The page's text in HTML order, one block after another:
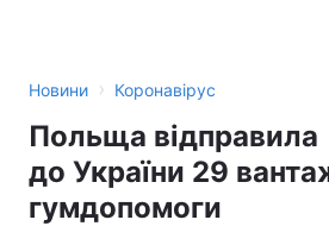
Новини › Коронавірус
Польща відправила
до України 29
гумдопомоги